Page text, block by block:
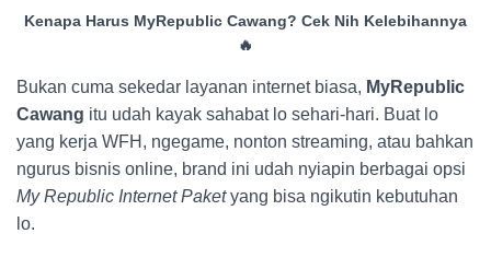
Kenapa Harus MyRepublic Cawang? Cek Nih Kelebihannya
🔥
Bukan cuma sekedar layanan internet biasa, MyRepublic
Cawang itu udah kayak sahabat lo sehari-hari. Buat lo
yang kerja WFH, ngegame, nonton streaming, atau bahkan
ngurus bisnis online, brand ini udah nyiapin berbagai opsi
My Republic Internet Paketyang bisa ngikutin kebutuhan
lo.